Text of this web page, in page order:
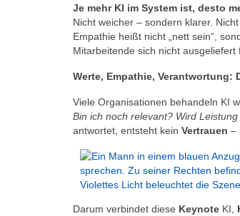
Je mehr KI im System ist, desto
Nicht weicher – sondern klarer.
Empathie heißt nicht „nett sein“,
Mitarbeitende sich nicht ausgeliefert
Werte, Empathie, Verantwortung:
Viele Organisationen behandeln KI
Bin ich noch relevant? Wird
antwortet, entsteht kein Vertrauen –
Darum verbindet diese Keynote KI,